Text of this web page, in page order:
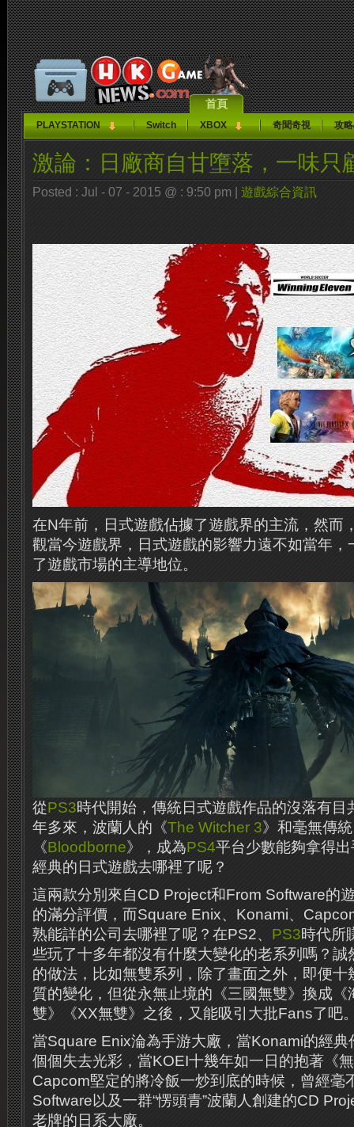
首頁
PLAYSTATION Switch XBOX 奇聞奇視 攻
激論：日廠商自甘墮落，一味只
Posted : Jul - 07 - 2015 @ : 9:50 pm | 遊戲綜合資訊
在N年前，日式遊戲佔據了遊戲界的主流，然而
觀當今遊戲界，日式遊戲的​​影響力遠不如當年，
了遊戲市場的主導地位。
從PS3時代開始，傳統日式遊戲作品的沒落有目
年多來，波蘭人的《The Witcher 3》和毫無傳
《Bloodborne》，成為PS4平台少數能夠拿得
經典的日式遊戲去哪裡了呢？
這兩款分別來自CD Project和From Software的
的滿分評價，而Square Enix、Konami、
熟能詳的公司去哪裡了呢？在PS2、 PS3時代所
些玩了十多年都沒有什麼大變化的老系列嗎？誠
的做法，比如無雙系列，除了畫面之外，即便
質的變化，但從永無止境的《三國無雙》換成《
雙》《XX無雙》之後，又能吸引大批Fans了吧
當Square Enix淪為手游大廠，當Konami的經典
個個失去光彩，當KOEI十幾年如一日的抱著《
Capcom堅定的將冷飯一炒到底的時候，曾經毫
Software以及一群“愣頭青”波蘭人創建的CD
老牌的日系大廠。